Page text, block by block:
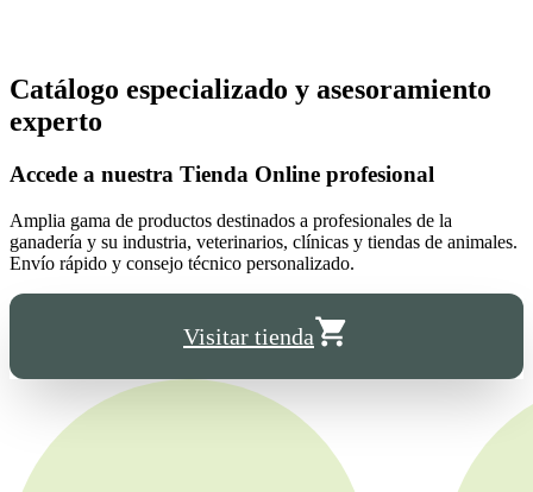
Catálogo especializado y asesoramiento
experto
Accede a nuestra Tienda Online profesional
Amplia gama de productos destinados a profesionales de la
ganadería y su industria, veterinarios, clínicas y tiendas de animales.
Envío rápido y consejo técnico personalizado.
Visitar tienda